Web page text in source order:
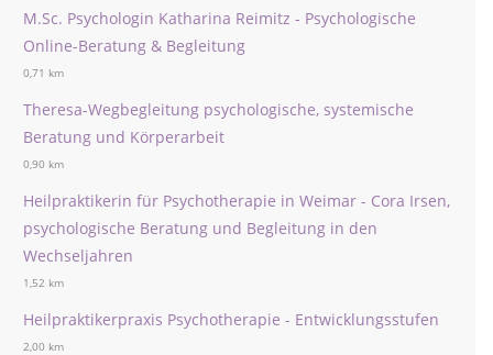
M.Sc. Psychologin Katharina Reimitz - Psychologische
Online-Beratung & Begleitung
0,71 km
Theresa-Wegbegleitung psychologische, systemische
Beratung und Körperarbeit
0,90 km
Heilpraktikerin für Psychotherapie in Weimar - Cora Irsen,
psychologische Beratung und Begleitung in den
Wechseljahren
1,52 km
Heilpraktikerpraxis Psychotherapie - Entwicklungsstufen
2,00 km